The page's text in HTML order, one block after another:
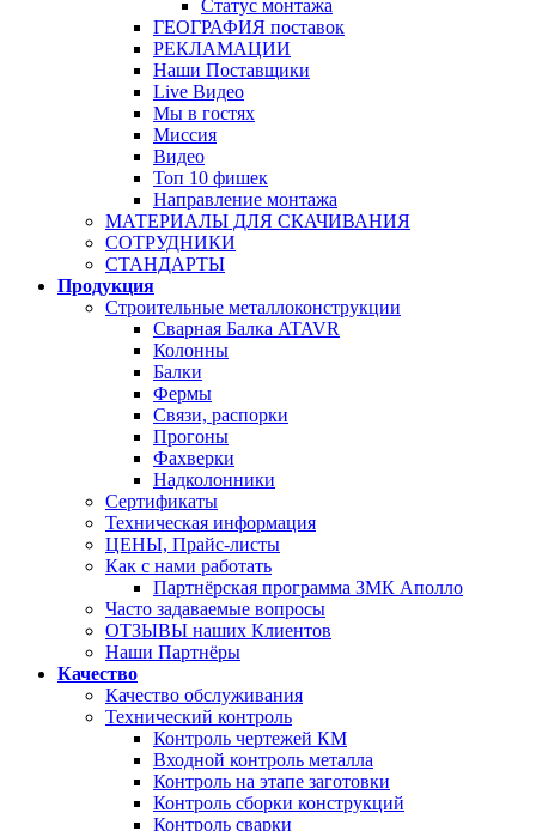
Статус монтажа
ГЕОГРАФИЯ поставок
РЕКЛАМАЦИИ
Наши Поставщики
Live Видео
Мы в гостях
Миссия
Видео
Топ 10 фишек
Направление монтажа
МАТЕРИАЛЫ ДЛЯ СКАЧИВАНИЯ
СОТРУДНИКИ
СТАНДАРТЫ
Продукция
Строительные металлоконструкции
Сварная Балка ATAVR
Колонны
Балки
Фермы
Связи, распорки
Прогоны
Фахверки
Надколонники
Сертификаты
Техническая информация
ЦЕНЫ, Прайс-листы
Как с нами работать
Партнёрская программа ЗМК Аполло
Часто задаваемые вопросы
ОТЗЫВЫ наших Клиентов
Наши Партнёры
Качество
Качество обслуживания
Технический контроль
Контроль чертежей КМ
Входной контроль металла
Контроль на этапе заготовки
Контроль сборки конструкций
Контроль сварки